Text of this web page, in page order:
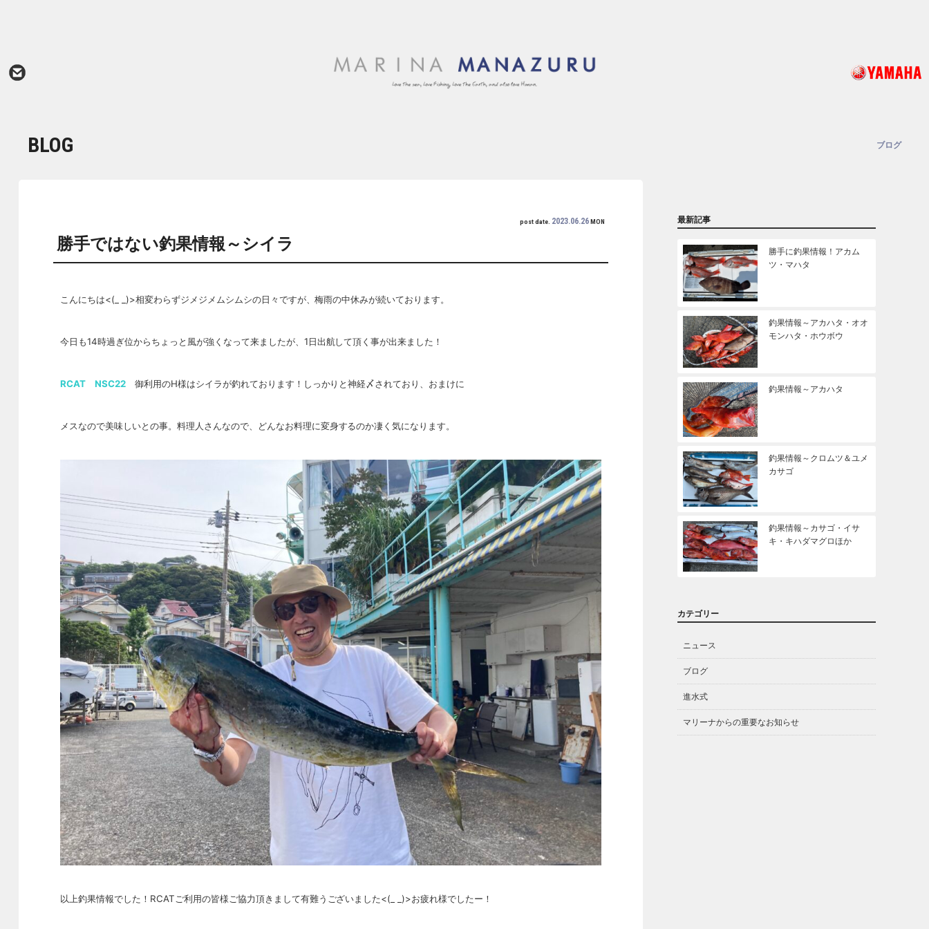
BLOG ブログ
post date. 2023.06.26MON
勝手ではない釣果情報～シイラ
こんにちは<(_ _)>相変わらずジメジメムシムシの日々ですが、梅雨の中休みが続いております。
今日も14時過ぎ位からちょっと風が強くなって来ましたが、1日出航して頂く事が出来ました！
RCAT NSC22御利用のH様はシイラが釣れております！しっかりと神経〆されており、おまけに
メスなので美味しいとの事。料理人さんなので、どんなお料理に変身するのか凄く気になります。
以上釣果情報でした！RCATご利用の皆様ご協力頂きまして有難うございました<(_ _)>お疲れ様でしたー！
最新記事
勝手に釣果情報！アカム
ツ・マハタ
釣果情報～アカハタ・オオ
モンハタ・ホウボウ
釣果情報～アカハタ
釣果情報～クロムツ＆ユメ
カサゴ
釣果情報～カサゴ・イサ
キ・キハダマグロほか
カテゴリー
ニュース
ブログ
進水式
マリーナからの重要なお知らせ